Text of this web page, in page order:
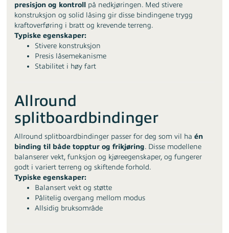
presisjon og kontroll
på nedkjøringen. Med stivere
konstruksjon og solid låsing gir disse bindingene trygg
kraftoverføring i bratt og krevende terreng.
Typiske egenskaper:
Stivere konstruksjon
Presis låsemekanisme
Stabilitet i høy fart
Allround
splitboardbindinger
Allround splitboardbindinger passer for deg som vil ha én
binding til både topptur og frikjøring. Disse modellene
balanserer vekt, funksjon og kjøreegenskaper, og fungerer
godt i variert terreng og skiftende forhold.
Typiske egenskaper:
Balansert vekt og støtte
Pålitelig overgang mellom modus
Allsidig bruksområde